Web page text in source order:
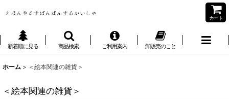
カート
新着順に見る 商品検索 ご利用案内 卸販売のこと
ホーム > ＜絵本関連の雑貨＞
＜絵本関連の雑貨＞